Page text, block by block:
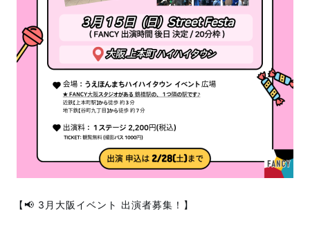
【📢 3月大阪イベント 出演者募集！】